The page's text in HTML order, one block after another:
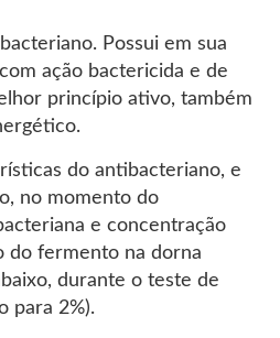
Possui em sua
ação bactericida e de
princípio ativo, também
do antibacteriano, e
no momento do
e concentração
do fermento na dorna
durante o teste de
para 2%).